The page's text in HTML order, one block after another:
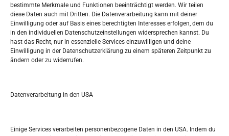
bestimmte Merkmale und Funktionen beeinträchtigt werden. Wir teilen
diese Daten auch mit Dritten. Die Datenverarbeitung kann mit deiner
Einwilligung oder auf Basis eines berechtigten Interesses erfolgen, dem du
in den individuellen Datenschutzeinstellungen widersprechen kannst. Du
hast das Recht, nur in essenzielle Services einzuwilligen und deine
Einwilligung in der Datenschutzerklärung zu einem späteren Zeitpunkt zu
ändern oder zu widerrufen.
Datenverarbeitung in den USA
Einige Services verarbeiten personenbezogene Daten in den USA. Indem du
Pretražite stranicu:
S
e
a
h
M D M D F S S